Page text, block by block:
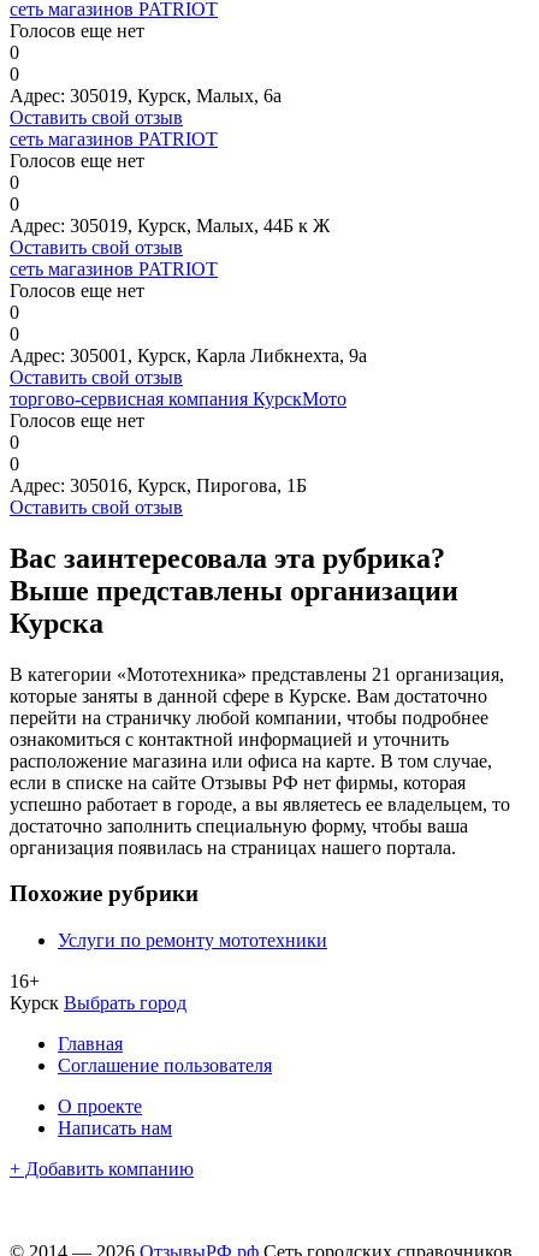
сеть магазинов PATRIOT
Голосов еще нет
0
0
Адрес: 305019, Курск, Малых, 6а
Оставить свой отзыв
сеть магазинов PATRIOT
Голосов еще нет
0
0
Адрес: 305019, Курск, Малых, 44Б к Ж
Оставить свой отзыв
сеть магазинов PATRIOT
Голосов еще нет
0
0
Адрес: 305001, Курск, Карла Либкнехта, 9а
Оставить свой отзыв
торгово-сервисная компания КурскМото
Голосов еще нет
0
0
Адрес: 305016, Курск, Пирогова, 1Б
Оставить свой отзыв
Вас заинтересовала эта рубрика?
Выше представлены организации
Курска
В категории «Мототехника» представлены 21 организация,
которые заняты в данной сфере в Курске. Вам достаточно
перейти на страничку любой компании, чтобы подробнее
ознакомиться с контактной информацией и уточнить
расположение магазина или офиса на карте. В том случае,
если в списке на сайте Отзывы РФ нет фирмы, которая
успешно работает в городе, а вы являетесь ее владельцем, то
достаточно заполнить специальную форму, чтобы ваша
организация появилась на страницах нашего портала.
Похожие рубрики
Услуги по ремонту мототехники
16+
Курск Выбрать город
Главная
Соглашение пользователя
О проекте
Написать нам
+ Добавить компанию